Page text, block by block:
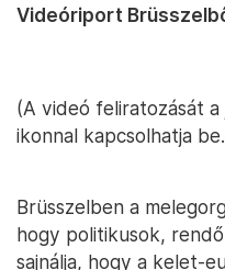
Videóriport
(A videó feliratozását
ikonnal kapcsolhatja
Brüsszelben a
hogy politikusok,
sajnálja, hogy a kelet-